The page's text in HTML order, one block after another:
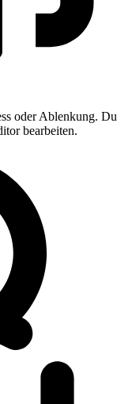
oder Ablenkung. Du
bearbeiten.